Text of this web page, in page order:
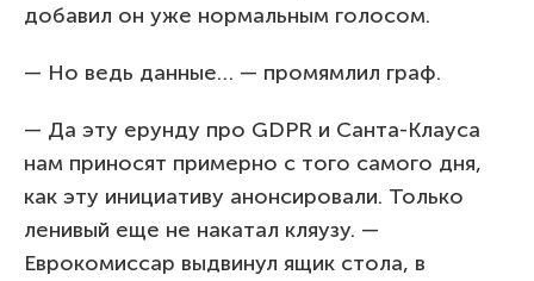
добавил он уже нормальным голосом.
— Но ведь данные… — промямлил граф.
— Да эту ерунду про GDPR и Санта-Клауса
нам приносят примерно с того самого дня,
как эту инициативу анонсировали. Только
ленивый еще не накатал кляузу. —
Еврокомиссар выдвинул ящик стола, в